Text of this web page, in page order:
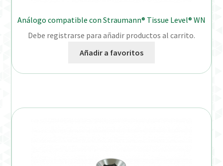
Análogo compatible con Straumann® Tissue Level® WN
Debe registrarse para añadir productos al carrito.
Añadir a favoritos